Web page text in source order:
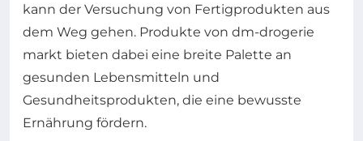
kann der Versuchung von Fertigprodukten aus
dem Weg gehen. Produkte von dm-drogerie
markt bieten dabei eine breite Palette an
gesunden Lebensmitteln und
Gesundheitsprodukten, die eine bewusste
Ernährung fördern.